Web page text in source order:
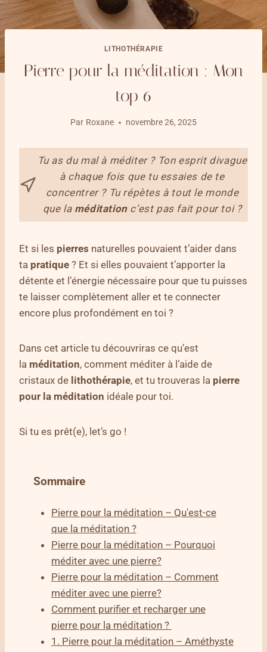
LITHOTHÉRAPIE
Pierre pour la méditation : Mon
top 6
Par Roxane novembre 26, 2025
Tu as du mal à méditer ? Ton esprit divague
à chaque fois que tu essaies de te
concentrer ? Tu répètes à tout le monde
que la méditationc’est pas fait pour toi ?
Et si les pierres naturelles pouvaient t’aider dans
ta pratique ? Et si elles pouvaient t’apporter la
détente et l’énergie nécessaire pour que tu puisses
te laisser complètement aller et te connecter
encore plus profondément en toi ?
Dans cet article tu découvriras ce qu’est
la méditation, comment méditer à l’aide de
cristaux de lithothérapie, et tu trouveras la pierre
pour la méditation idéale pour toi.
Si tu es prêt(e), let’s go !
Sommaire
Pierre pour la méditation – Qu'est-ce
que la méditation ?
Pierre pour la méditation – Pourquoi
méditer avec une pierre?
Pierre pour la méditation – Comment
méditer avec une pierre?
Comment purifier et recharger une
pierre pour la méditation ?
1. Pierre pour la méditation – Améthyste